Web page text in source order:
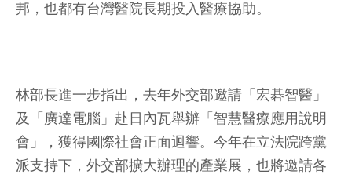
邦，也都有台灣醫院長期投入醫療協助。
林部長進一步指出，去年外交部邀請「宏碁智醫」
及「廣達電腦」赴日內瓦舉辦「智慧醫療應用說明
會」，獲得國際社會正面迴響。今年在立法院跨黨
派支持下，外交部擴大辦理的產業展，也將邀請各